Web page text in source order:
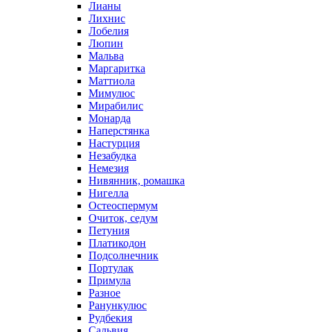
Лианы
Лихнис
Лобелия
Люпин
Мальва
Маргаритка
Маттиола
Мимулюс
Мирабилис
Монарда
Наперстянка
Настурция
Незабудка
Немезия
Нивянник, ромашка
Нигелла
Остеоспермум
Очиток, седум
Петуния
Платикодон
Подсолнечник
Портулак
Примула
Разное
Ранункулюс
Рудбекия